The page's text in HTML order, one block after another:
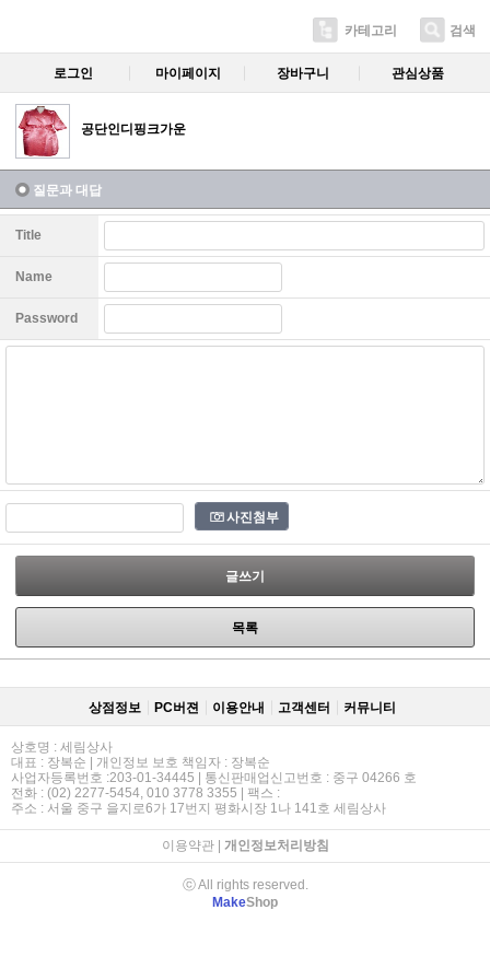
카테고리 검색
로그인 마이페이지 장바구니 관심상품
공단인디핑크가운
질문과 대답
Title
Name
Password
사진첨부
글쓰기
목록
상점정보 PC버젼 이용안내 고객센터 커뮤니티
상호명 : 세림상사
대표 : 장복순 | 개인정보 보호 책임자 : 장복순
사업자등록번호 :203-01-34445 | 통신판매업신고번호 : 중구 04266 호
전화 : (02) 2277-5454, 010 3778 3355 | 팩스 :
주소 : 서울 중구 을지로6가 17번지 평화시장 1나 141호 세림상사
이용약관| 개인정보처리방침
ⓒ All rights reserved.
MakeShop